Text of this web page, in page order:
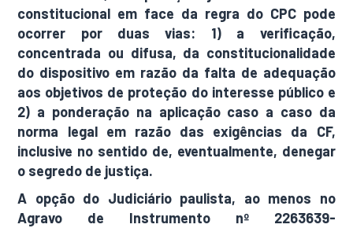
constitucional em face da regra do CPC pode
ocorrer por duas vias: 1) a verificação,
concentrada ou difusa, da constitucionalidade
do dispositivo em razão da falta de adequação
aos objetivos de proteção do interesse público e
2) a ponderação na aplicação caso a caso da
norma legal em razão das exigências da CF,
inclusive no sentido de, eventualmente, denegar
o segredo de justiça.
A opção do Judiciário paulista, ao menos no
Agravo de Instrumento nº 2263639-